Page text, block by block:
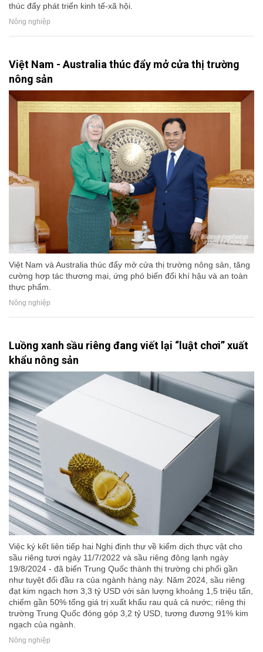
thúc đẩy phát triển kinh tế-xã hội.
Nông nghiệp
Việt Nam - Australia thúc đẩy mở cửa thị trường
nông sản
Việt Nam và Australia thúc đẩy mở cửa thị trường nông sản, tăng
cường hợp tác thương mại, ứng phó biến đổi khí hậu và an toàn
thực phẩm.
Nông nghiệp
Luồng xanh sầu riêng đang viết lại “luật chơi” xuất
khẩu nông sản
Việc ký kết liên tiếp hai Nghị định thư về kiểm dịch thực vật cho
sầu riêng tươi ngày 11/7/2022 và sầu riêng đông lạnh ngày
19/8/2024 - đã biến Trung Quốc thành thị trường chi phối gần
như tuyệt đối đầu ra của ngành hàng này. Năm 2024, sầu riêng
đạt kim ngạch hơn 3,3 tỷ USD với sản lượng khoảng 1,5 triệu tấn,
chiếm gần 50% tổng giá trị xuất khẩu rau quả cả nước; riêng thị
trường Trung Quốc đóng góp 3,2 tỷ USD, tương đương 91% kim
ngạch của ngành.
Nông nghiệp